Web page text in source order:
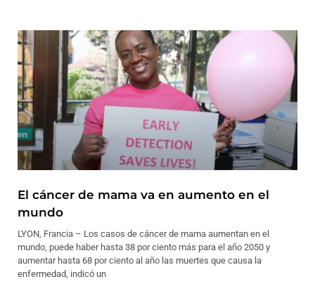
El cáncer de mama va en aumento en el
mundo
LYON, Francia – Los casos de cáncer de mama aumentan en el
mundo, puede haber hasta 38 por ciento más para el año 2050 y
aumentar hasta 68 por ciento al año las muertes que causa la
enfermedad, indicó un